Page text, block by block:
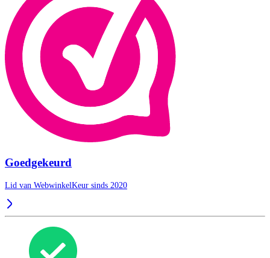
Goedgekeurd
Lid van WebwinkelKeur sinds 2020